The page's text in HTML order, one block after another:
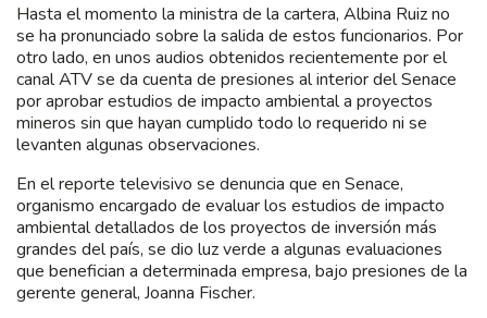
Hasta el momento la ministra de la cartera, Albina Ruiz no
se ha pronunciado sobre la salida de estos funcionarios. Por
otro lado, en unos audios obtenidos recientemente por el
canal ATV se da cuenta de presiones al interior del Senace
por aprobar estudios de impacto ambiental a proyectos
mineros sin que hayan cumplido todo lo requerido ni se
levanten algunas observaciones.
En el reporte televisivo se denuncia que en Senace,
organismo encargado de evaluar los estudios de impacto
ambiental detallados de los proyectos de inversión más
grandes del país, se dio luz verde a algunas evaluaciones
que benefician a determinada empresa, bajo presiones de la
gerente general, Joanna Fischer.